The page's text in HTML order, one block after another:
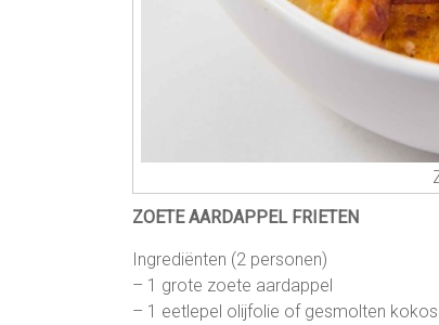
ZOETE AARDAPPEL FRIETEN
Ingrediënten (2 personen)
– 1 grote zoete aardappel
– 1 eetlepel olijfolie of gesmolten